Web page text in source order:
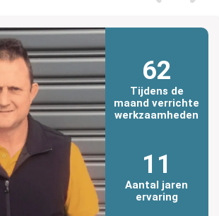
62
Tijdens de
maand verrichte
werkzaamheden
11
Aantal jaren
ervaring